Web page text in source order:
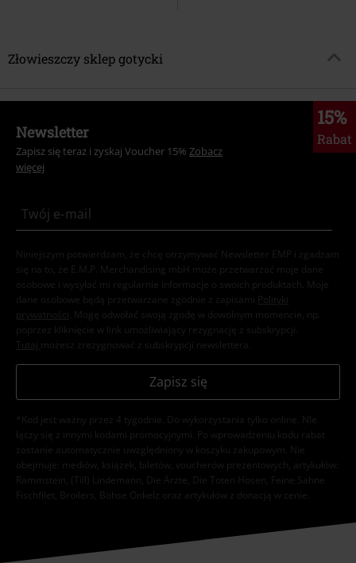
Złowieszczy sklep gotycki
15%
Rabat
Newsletter
Zapisz się teraz i zyskaj Voucher 15% Zobacz
więcej
Niniejszym potwierdzam, że chcę otrzymywać Newsletter EMP i zgadzam
się na to, że E.M.P. Merchandising mbH może przetwarzać moje dane
osobowe i wysyłać mi regularnie informacje o swoich produktach. Moje
dane osobowe będą przetwarzane zgodnie z zapisami
Polityki
prywatności . Mogę odwołać swoją zgodę w dowolnym momencie, np.
poprzez kliknięcie w link umożliwiający rezygnację z subskrypcji.
Tutaj możesz zrezygnować z subskrypcji newslettera.
Zapisz się
*Kod jest ważny przez 4 tygodnie. Do wykorzystania tylko online. NIe
łączy się z innymi kodami promocyjnymi. Po wprowadzeniu kodu rabat
zostanie automatycznie uwzględniony w koszyku zakupowym. Nie
obejmuje: mediów, książek, biletów, voucherów prezentowych, artykułów:
Rammstein, (Till) Lindemann, Die Ärzte, Die Toten Hosen, Feine Sahne
Fischfilet, Broilers, Böhse Onkelz oraz artykułów z donacją w cenie.